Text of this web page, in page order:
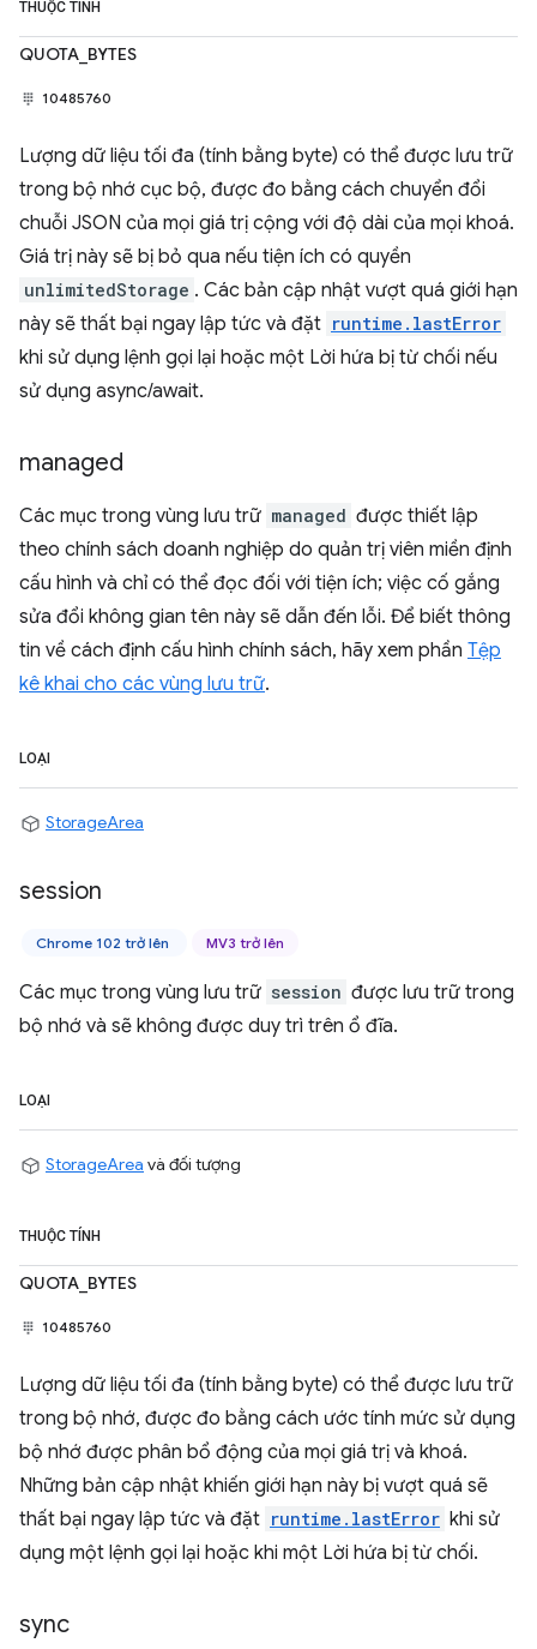
THUỘC TÍNH
QUOTA_BYTES
10485760
Lượng dữ liệu tối đa (tính bằng byte) có thể được lưu trữ
trong bộ nhớ cục bộ, được đo bằng cách chuyển đổi
chuỗi JSON của mọi giá trị cộng với độ dài của mọi khoá.
Giá trị này sẽ bị bỏ qua nếu tiện ích có quyền
unlimitedStorage . Các bản cập nhật vượt quá giới hạn
này sẽ thất bại ngay lập tức và đặt runtime.lastError
khi sử dụng lệnh gọi lại hoặc một Lời hứa bị từ chối nếu
sử dụng async/await.
managed
Các mục trong vùng lưu trữ managed được thiết lập
theo chính sách doanh nghiệp do quản trị viên miền định
cấu hình và chỉ có thể đọc đối với tiện ích; việc cố gắng
sửa đổi không gian tên này sẽ dẫn đến lỗi. Để biết thông
tin về cách định cấu hình chính sách, hãy xem phần Tệp
kê khai cho các vùng lưu trữ.
LOẠI
StorageArea
session
Chrome 102 trở lên MV3 trở lên
Các mục trong vùng lưu trữ session được lưu trữ trong
bộ nhớ và sẽ không được duy trì trên ổ đĩa.
LOẠI
StorageArea và đối tượng
THUỘC TÍNH
QUOTA_BYTES
10485760
Lượng dữ liệu tối đa (tính bằng byte) có thể được lưu trữ
trong bộ nhớ, được đo bằng cách ước tính mức sử dụng
bộ nhớ được phân bổ động của mọi giá trị và khoá.
Những bản cập nhật khiến giới hạn này bị vượt quá sẽ
thất bại ngay lập tức và đặt runtime.lastError khi sử
dụng một lệnh gọi lại hoặc khi một Lời hứa bị từ chối.
sync